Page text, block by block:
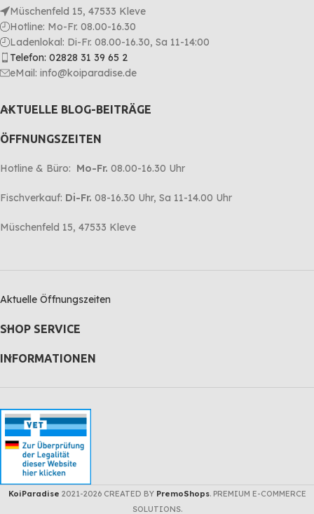
Müschenfeld 15, 47533 Kleve
Hotline: Mo-Fr. 08.00-16.30
Ladenlokal: Di-Fr. 08.00-16.30, Sa 11-14:00
Telefon: 02828 31 39 65 2
eMail: info@koiparadise.de
AKTUELLE BLOG-BEITRÄGE
ÖFFNUNGSZEITEN
Hotline & Büro: Mo-Fr. 08.00-16.30 Uhr
Fischverkauf: Di-Fr. 08-16.30 Uhr, Sa 11-14.00 Uhr
Müschenfeld 15, 47533 Kleve
Aktuelle Öffnungszeiten
SHOP SERVICE
INFORMATIONEN
KoiParadise 2021-2026 CREATED BY PremoShops. PREMIUM E-COMMERCE
SOLUTIONS.
KOI